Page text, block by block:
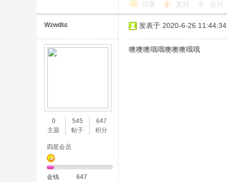
回复 支持 反对
Wzwdbz
0
主题
545
帖子
647
积分
四星会员
金钱
647
发表于 2020-6-26 11:44:34
噢噢噢哦哦噢噢噢哦哦